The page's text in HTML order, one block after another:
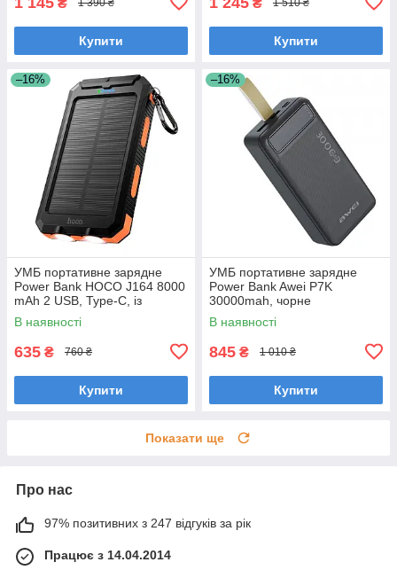
1 390 ₴
Купити
1 510 ₴
Купити
–16%
УМБ портативне зарядне
Power Bank HOCO J164 8000
mAh 2 USB, Type-C, із
сонячною панеллю, чорне
В наявності
635 ₴ 760 ₴
Купити
–16%
УМБ портативне зарядне
Power Bank Awei P7K
30000mah, чорне
В наявності
845 ₴ 1 010 ₴
Купити
Показати ще
Про нас
97% позитивних з 247 відгуків за рік
Працює з 14.04.2014